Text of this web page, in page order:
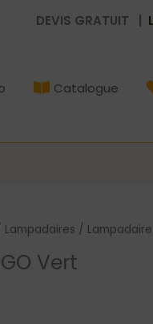
DEVIS GRATUIT |
Catalogue
Lampadaires / Lampadaire
Vert